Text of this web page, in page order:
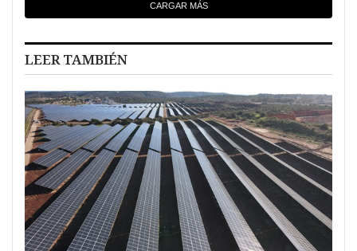
CARGAR MÁS
LEER TAMBIÉN